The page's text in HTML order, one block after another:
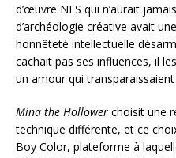
d’œuvre NES qui n’aurait
d’archéologie créative avait
honnêteté intellectuelle
cachait pas ses influences, il
un amour qui
Mina the Hollower choisit une
technique différente, et ce
Boy Color, plateforme à